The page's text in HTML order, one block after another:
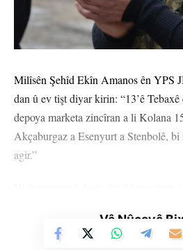
Milîsên Şehîd Ekîn Amanos ên YPS
dan û ev tişt diyar kirin: “13’ê Tebaxê
depoya marketa zincîran a li Kolana
Akçaburgaz a Esenyurt a Stenbolê, bi
agir.”
xwe ditewînin û 15’ê Tebaxê cejna
pîroz dikin. Em ê heta azadiya fîzîkî
Vê Nûçeyê